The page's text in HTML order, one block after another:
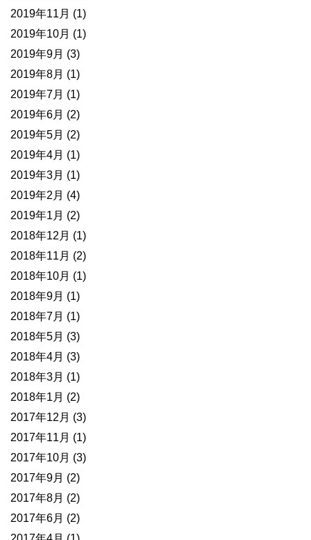
2019年11月 (1)
2019年10月 (1)
2019年9月 (3)
2019年8月 (1)
2019年7月 (1)
2019年6月 (2)
2019年5月 (2)
2019年4月 (1)
2019年3月 (1)
2019年2月 (4)
2019年1月 (2)
2018年12月 (1)
2018年11月 (2)
2018年10月 (1)
2018年9月 (1)
2018年7月 (1)
2018年5月 (3)
2018年4月 (3)
2018年3月 (1)
2018年1月 (2)
2017年12月 (3)
2017年11月 (1)
2017年10月 (3)
2017年9月 (2)
2017年8月 (2)
2017年6月 (2)